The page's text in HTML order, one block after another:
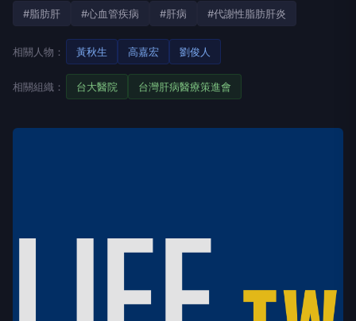
#脂肪肝 #心血管疾病 #肝病 #代謝性脂肪肝炎
相關人物： 黃秋生 高嘉宏 劉俊人
相關組織： 台大醫院 台灣肝病醫療策進會